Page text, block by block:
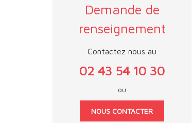
Demande de
renseignement
Contactez nous au
02 43 54 10 30
ou
NOUS CONTACTER